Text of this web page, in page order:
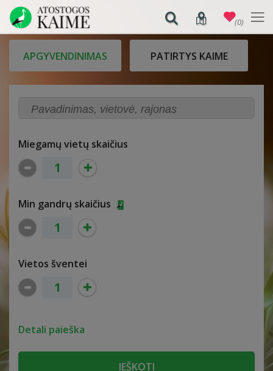
APGYVENDINIMAS PATIRTYS KAIME
Miegamų vietų skaičius
Min gandrų skaičius
Vietos šventei
Detali paieška
(0)